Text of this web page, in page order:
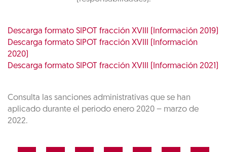
Descarga formato SIPOT fracción XVIII (Información 2019)
Descarga formato SIPOT fracción XVIII (Información
2020)
Descarga formato SIPOT fracción XVIII (Información 2021)
Consulta las sanciones administrativas que se han
aplicado durante el periodo enero 2020 – marzo de
2022.